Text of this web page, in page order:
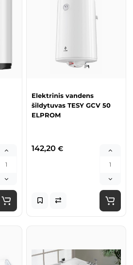
Elektrinis vandens
šildytuvas TESY GCV 50
ELPROM
142,20 €